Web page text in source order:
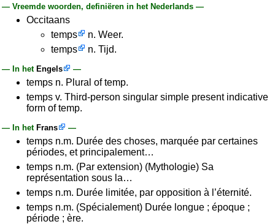
— Vreemde woorden, definiëren in het Nederlands —
Occitaans
temps
n. Weer.
temps
n. Tijd.
— In het Engels —
temps n. Plural of temp.
temps v. Third-person singular simple present indicative
form of temp.
— In het Frans —
temps n.m. Durée des choses, marquée par certaines
périodes, et principalement…
temps n.m. (Par extension) (Mythologie) Sa
représentation sous la…
temps n.m. Durée limitée, par opposition à l’éternité.
temps n.m. (Spécialement) Durée longue ; époque ;
période ; ère.